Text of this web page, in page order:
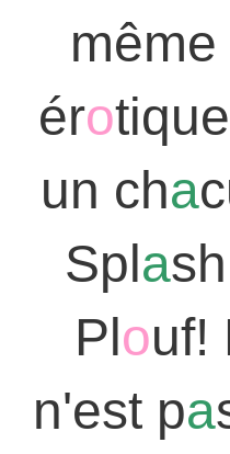
même
éro
un cha
Spla
Plouf!
n'est pa